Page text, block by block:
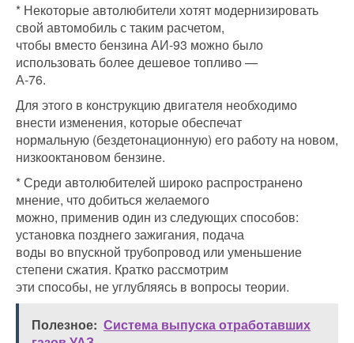
* Некоторые автолюбители хотят модернизировать
свой автомобиль с таким расчетом,
чтобы вместо бензина АИ-93 можно было
использовать более дешевое топливо —
А-76.
Для этого в конструкцию двигателя необходимо
внести изменения, которые обеспечат
нормальную (бездетонационную) его работу на новом,
низкооктановом бензине.
* Среди автолюбителей широко распространено
мнение, что добиться желаемого
можно, применив один из следующих способов:
установка позднего зажигания, подача
воды во впускной трубопровод или уменьшение
степени сжатия. Кратко рассмотрим
эти способы, не углубляясь в вопросы теории.
Полезное: Система выпуска отработавших